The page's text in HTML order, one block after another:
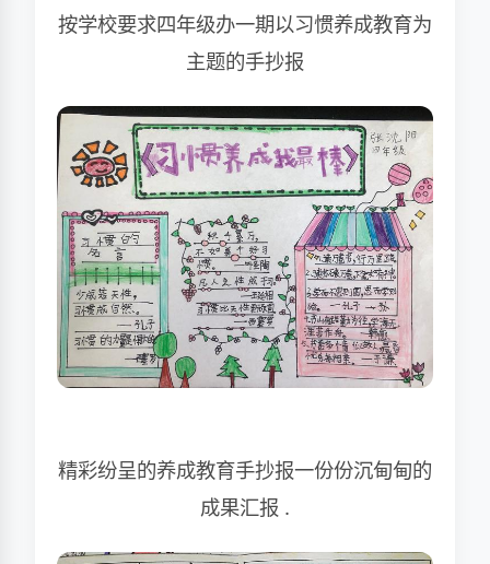
按学校要求四年级办一期以习惯养成教育为
主题的手抄报
精彩纷呈的养成教育手抄报一份份沉甸甸的
成果汇报 .